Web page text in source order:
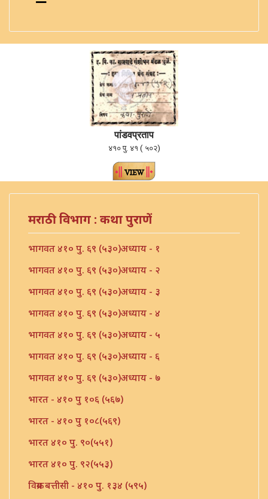
पांडवप्रताप
४१० पु. ४१ ( ५०२)
मराठी विभाग : कथा पुराणें
भागवत ४१० पु. ६९ (५३०)अध्याय - १
भागवत ४१० पु. ६९ (५३०)अध्याय - २
भागवत ४१० पु. ६९ (५३०)अध्याय - ३
भागवत ४१० पु. ६९ (५३०)अध्याय - ४
भागवत ४१० पु. ६९ (५३०)अध्याय - ५
भागवत ४१० पु. ६९ (५३०)अध्याय - ६
भागवत ४१० पु. ६९ (५३०)अध्याय - ७
भारत - ४१० पु १०६ (५६७)
भारत - ४१० पु १०८(५६९)
भारत ४१० पु. ९०(५५१)
भारत ४१० पु. ९२(५५३)
विक्रम बत्तीसी - ४१० पु. १३४ (५९५)